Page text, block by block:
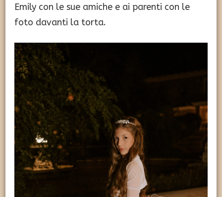
Emily con le sue amiche e ai parenti con le
foto davanti la torta.